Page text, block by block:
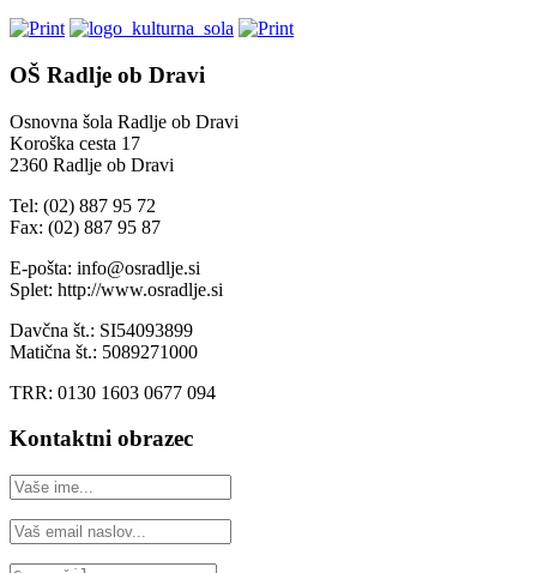
OŠ Radlje ob Dravi
Osnovna šola Radlje ob Dravi
Koroška cesta 17
2360 Radlje ob Dravi
Tel: (02) 887 95 72
Fax: (02) 887 95 87
E-pošta: info@osradlje.si
Splet: http://www.osradlje.si
Davčna št.: SI54093899
Matična št.: 5089271000
TRR: 0130 1603 0677 094
Kontaktni obrazec